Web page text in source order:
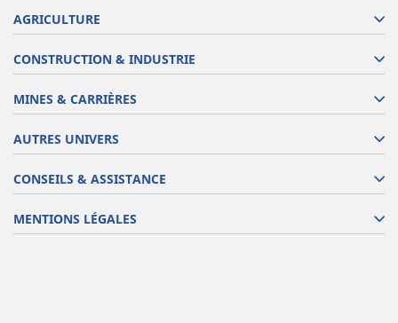
AGRICULTURE
CONSTRUCTION & INDUSTRIE
MINES & CARRIÈRES
AUTRES UNIVERS
CONSEILS & ASSISTANCE
MENTIONS LÉGALES